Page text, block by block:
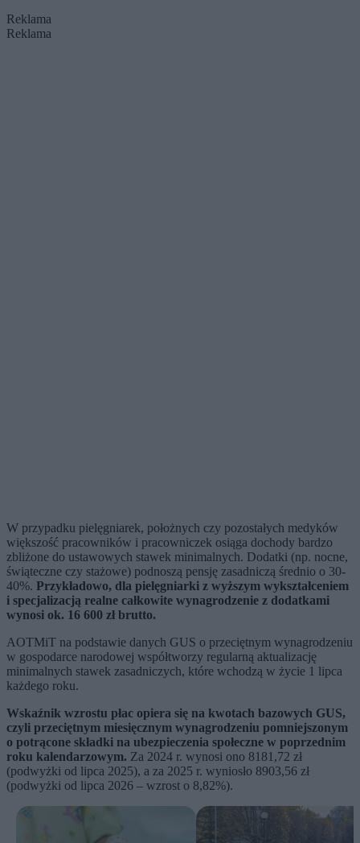
Reklama
Reklama
W przypadku pielęgniarek, położnych czy pozostałych medyków
większość pracowników i pracowniczek osiąga dochody bardzo
zbliżone do ustawowych stawek minimalnych. Dodatki (np. nocne,
świąteczne czy stażowe) podnoszą pensję zasadniczą średnio o 30-
40%. Przykładowo, dla pielęgniarki z wyższym wykształceniem
i specjalizacją realne całkowite wynagrodzenie z dodatkami
wynosi ok. 16 600 zł brutto.
AOTMiT na podstawie danych GUS o przeciętnym wynagrodzeniu
w gospodarce narodowej współtworzy regularną aktualizację
minimalnych stawek zasadniczych, które wchodzą w życie 1 lipca
każdego roku.
Wskaźnik wzrostu płac opiera się na kwotach bazowych GUS,
czyli przeciętnym miesięcznym wynagrodzeniu pomniejszonym
o potrącone składki na ubezpieczenia społeczne w poprzednim
roku kalendarzowym. Za 2024 r. wynosi ono 8181,72 zł
(podwyżki od lipca 2025), a za 2025 r. wyniosło 8903,56 zł
(podwyżki od lipca 2026 – wzrost o 8,82%).